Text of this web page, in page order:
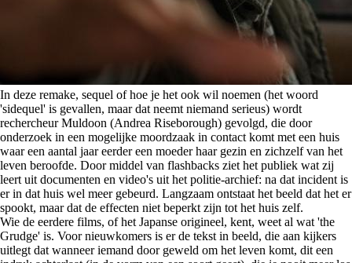
In deze remake, sequel of hoe je het ook wil noemen (het woord
'sidequel' is gevallen, maar dat neemt niemand serieus) wordt
rechercheur Muldoon (Andrea Riseborough) gevolgd, die door
onderzoek in een mogelijke moordzaak in contact komt met een huis
waar een aantal jaar eerder een moeder haar gezin en zichzelf van het
leven beroofde. Door middel van flashbacks ziet het publiek wat zij
leert uit documenten en video's uit het politie-archief: na dat incident is
er in dat huis wel meer gebeurd. Langzaam ontstaat het beeld dat het er
spookt, maar dat de effecten niet beperkt zijn tot het huis zelf.
Wie de eerdere films, of het Japanse origineel, kent, weet al wat 'the
Grudge' is. Voor nieuwkomers is er de tekst in beeld, die aan kijkers
uitlegt dat wanneer iemand door geweld om het leven komt, dit een